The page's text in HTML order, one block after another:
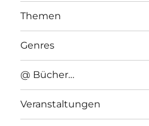
Themen
Genres
@ Bücher…
Veranstaltungen